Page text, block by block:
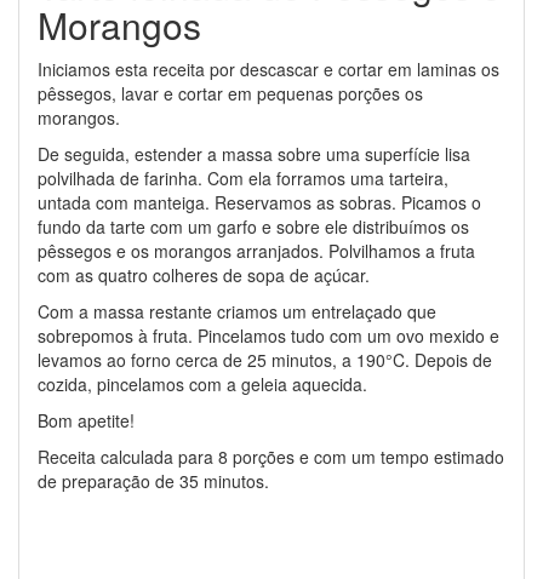
Morangos
Iniciamos esta receita por descascar e cortar em laminas os
pêssegos, lavar e cortar em pequenas porções os
morangos.
De seguida, estender a massa sobre uma superfície lisa
polvilhada de farinha. Com ela forramos uma tarteira,
untada com manteiga. Reservamos as sobras. Picamos o
fundo da tarte com um garfo e sobre ele distribuímos os
pêssegos e os morangos arranjados. Polvilhamos a fruta
com as quatro colheres de sopa de açúcar.
Com a massa restante criamos um entrelaçado que
sobrepomos à fruta. Pincelamos tudo com um ovo mexido e
levamos ao forno cerca de 25 minutos, a 190°C. Depois de
cozida, pincelamos com a geleia aquecida.
Bom apetite!
Receita calculada para 8 porções e com um tempo estimado
de preparação de 35 minutos.